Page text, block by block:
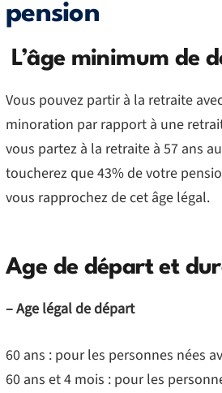
pension
L’âge minimum de
Vous pouvez partir à la retraite
minoration par rapport à une
vous partez à la retraite à 57 ans
toucherez que 43% de votre
vous rapprochez de cet âge légal.
Age de départ et
– Age légal de départ
60 ans : pour les personnes nées
60 ans et 4 mois : pour les